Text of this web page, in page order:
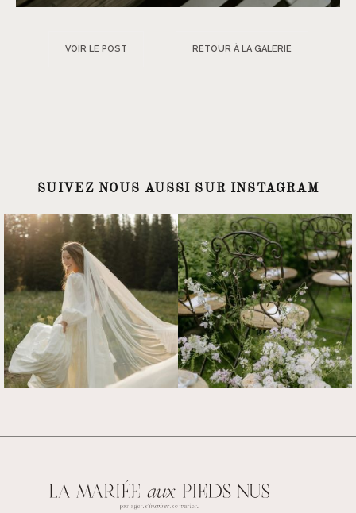
VOIR LE POST RETOUR À LA GALERIE
SUIVEZ NOUS AUSSI SUR INSTAGRAM